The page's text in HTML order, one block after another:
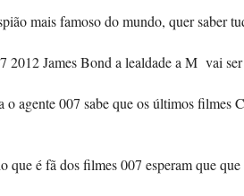
mais famoso do mundo, quer saber
2012 James Bond a lealdade a M vai
o agente 007 sabe que os últimos filmes
que é fã dos filmes 007 esperam que